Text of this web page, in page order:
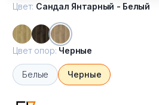
Цвет: Сандал Янтарный - Белый
Цвет опор: Черные
Белые Черные